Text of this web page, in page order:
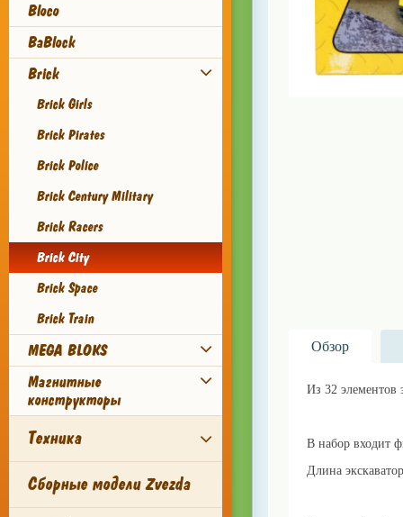
Bloco
BaBlock
Brick
Brick Girls
Brick Pirates
Brick Police
Brick Century Military
Brick Racers
Brick City
Brick Space
Brick Train
MEGA BLOKS
Магнитные
конструкторы
Техника
Сборные модели Zvezda
Обзор
Из 32 элементов
В набор входит
Длина